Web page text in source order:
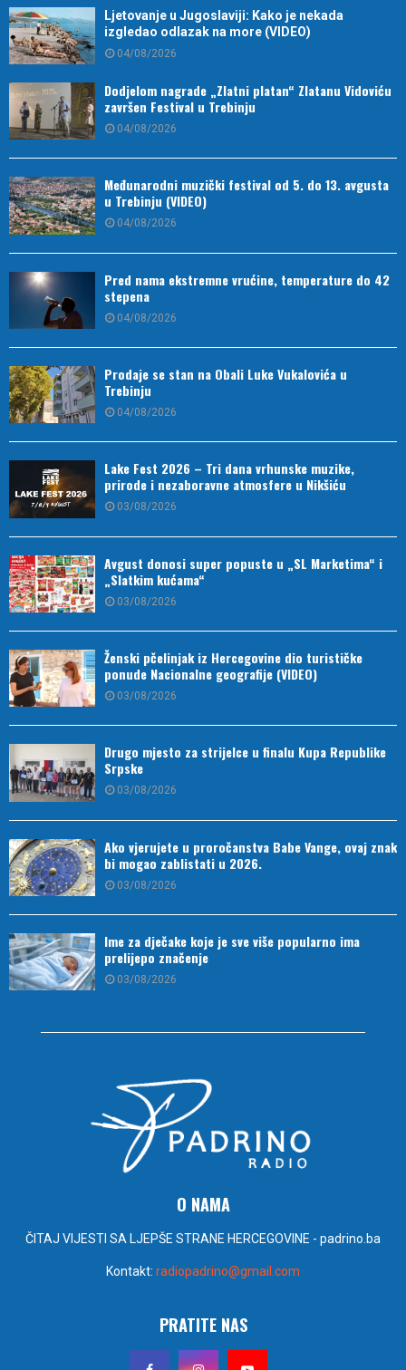
Ljetovanje u Jugoslaviji: Kako je nekada
izgledao odlazak na more (VIDEO)
04/08/2026
Dodjelom nagrade „Zlatni platan“ Zlatanu Vidoviću
završen Festival u Trebinju
04/08/2026
Međunarodni muzički festival od 5. do 13. avgusta
u Trebinju (VIDEO)
04/08/2026
Pred nama ekstremne vrućine, temperature do 42
stepena
04/08/2026
Prodaje se stan na Obali Luke Vukalovića u
Trebinju
04/08/2026
Lake Fest 2026 – Tri dana vrhunske muzike,
prirode i nezaboravne atmosfere u Nikšiću
03/08/2026
Avgust donosi super popuste u „SL Marketima“ i
„Slatkim kućama“
03/08/2026
Ženski pčelinjak iz Hercegovine dio turističke
ponude Nacionalne geografije (VIDEO)
03/08/2026
Drugo mjesto za strijelce u finalu Kupa Republike
Srpske
03/08/2026
Ako vjerujete u proročanstva Babe Vange, ovaj znak
bi mogao zablistati u 2026.
03/08/2026
Ime za dječake koje je sve više popularno ima
prelijepo značenje
03/08/2026
O NAMA
ČITAJ VIJESTI SA LJEPŠE STRANE HERCEGOVINE - padrino.ba
Kontakt: radiopadrino@gmail.com
PRATITE NAS